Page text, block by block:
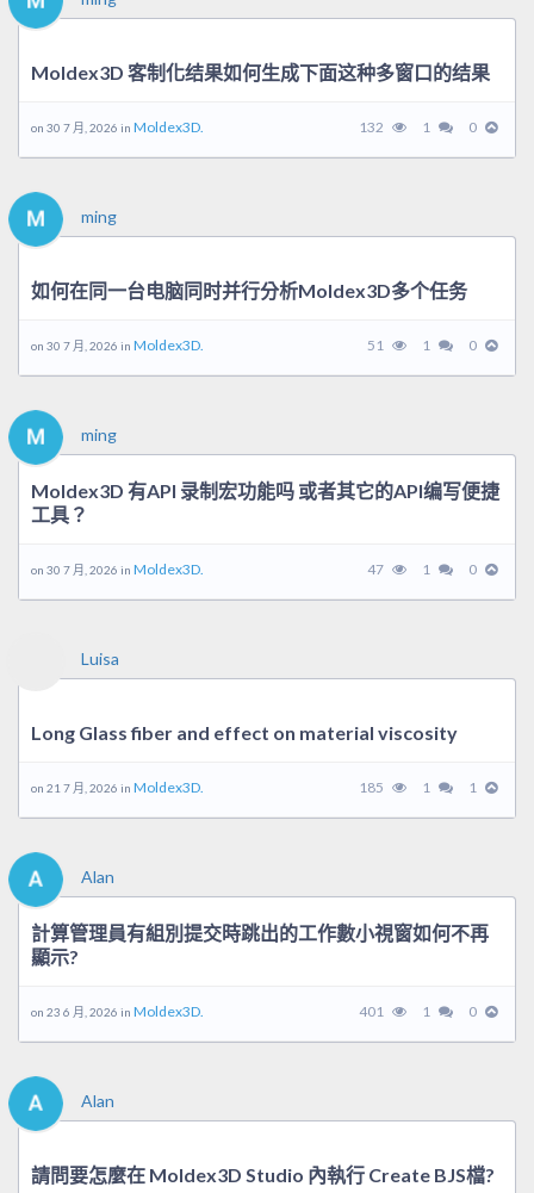
Moldex3D 客制化结果如何生成下面这种多窗口的结果
on 30 7 月, 2026 in Moldex3D. 132 1 0
ming
如何在同一台电脑同时并行分析Moldex3D多个任务
on 30 7 月, 2026 in Moldex3D. 51 1 0
ming
Moldex3D 有API 录制宏功能吗 或者其它的API编写便捷
工具？
on 30 7 月, 2026 in Moldex3D. 47 1 0
Luisa
Long Glass fiber and effect on material viscosity
on 21 7 月, 2026 in Moldex3D. 185 1 1
Alan
計算管理員有組別提交時跳出的工作數小視窗如何不再
顯示?
on 23 6 月, 2026 in Moldex3D. 401 1 0
Alan
請問要怎麼在 Moldex3D Studio 內執行 Create BJS檔?